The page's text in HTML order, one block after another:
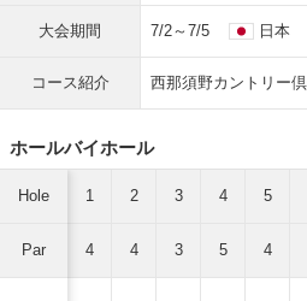
大会期間 7/2～7/5 日本
コース紹介 西那須野カントリー
ホールバイホール
Hole
Par
1 2 3 4 5
4 4 3 5 4